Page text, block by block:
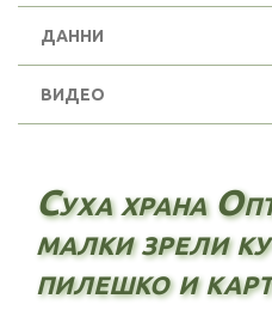
ДАННИ
ВИДЕО
Суха храна
малки зрели
пилешко и